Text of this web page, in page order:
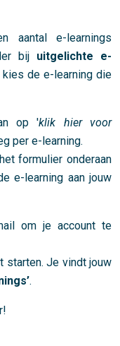
aantal e-learnings
bij uitgelichte e-
de e-learning die
op 'klik hier voor
per e-learning.
formulier onderaan
e-learning aan jouw
om je account te
starten. Je vindt jouw
.